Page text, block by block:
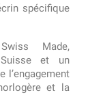
spécifique
Made,
et un
l’engagement
et la